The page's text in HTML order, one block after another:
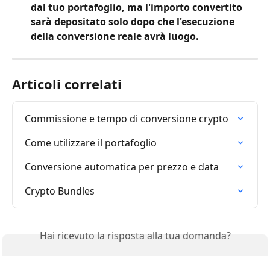
dal tuo portafoglio, ma l'importo convertito
sarà depositato solo dopo che l'esecuzione
della conversione reale avrà luogo.
Articoli correlati
Commissione e tempo di conversione crypto
Come utilizzare il portafoglio
Conversione automatica per prezzo e data
Crypto Bundles
Hai ricevuto la risposta alla tua domanda?